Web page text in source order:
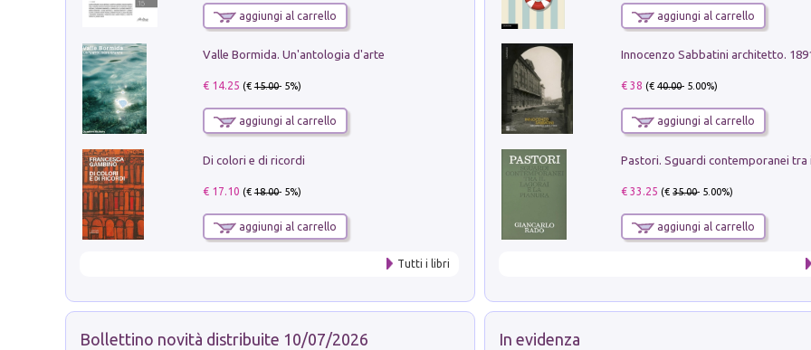
aggiungi al carrello
Valle Bormida. Un'antologia d'arte
€ 14.25 (€15.00- 5%)
aggiungi al carrello
Di colori e di ricordi
€ 17.10 (€18.00- 5%)
aggiungi al carrello
Tutti i libri
aggiungi al carrello
Innocenzo Sabbatini architetto.
€ 38 (€40.00- 5.00%)
aggiungi al carrello
€ 33.25 (€35.00- 5.00%)
aggiungi al carrello
Bollettino novità distribuite 10/07/2026 In evidenza